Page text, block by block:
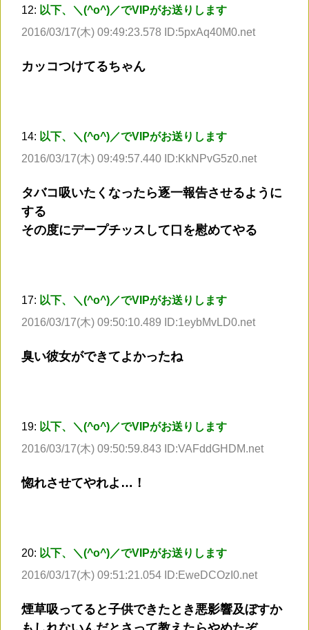
12: 以下、＼(^o^)／でVIPがお送りします
2016/03/17(木) 09:49:23.578 ID:5pxAq40M0.net
カッコつけてるちゃん
14: 以下、＼(^o^)／でVIPがお送りします
2016/03/17(木) 09:49:57.440 ID:KkNPvG5z0.net
タバコ吸いたくなったら逐一報告させるように
する
その度にデープチッスして口を慰めてやる
17: 以下、＼(^o^)／でVIPがお送りします
2016/03/17(木) 09:50:10.489 ID:1eybMvLD0.net
臭い彼女ができてよかったね
19: 以下、＼(^o^)／でVIPがお送りします
2016/03/17(木) 09:50:59.843 ID:VAFddGHDM.net
惚れさせてやれよ…！
20: 以下、＼(^o^)／でVIPがお送りします
2016/03/17(木) 09:51:21.054 ID:EweDCOzI0.net
煙草吸ってると子供できたとき悪影響及ぼすか